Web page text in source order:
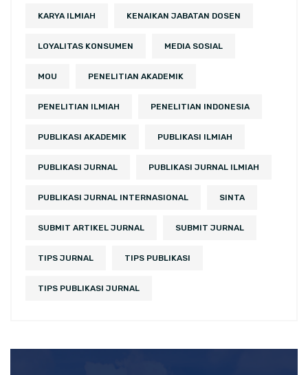
KARYA ILMIAH KENAIKAN JABATAN DOSEN
LOYALITAS KONSUMEN MEDIA SOSIAL
MOU PENELITIAN AKADEMIK
PENELITIAN ILMIAH PENELITIAN INDONESIA
PUBLIKASI AKADEMIK PUBLIKASI ILMIAH
PUBLIKASI JURNAL PUBLIKASI JURNAL ILMIAH
PUBLIKASI JURNAL INTERNASIONAL SINTA
SUBMIT ARTIKEL JURNAL SUBMIT JURNAL
TIPS JURNAL TIPS PUBLIKASI
TIPS PUBLIKASI JURNAL